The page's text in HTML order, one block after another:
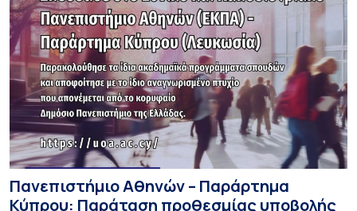
Πανεπιστήμιο Αθηνών – Παράρτημα
Κύπρου: Παράταση προθεσμίας υποβολής